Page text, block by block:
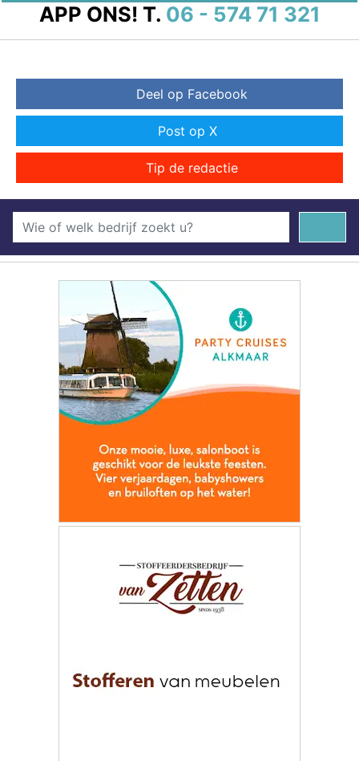
APP ONS! T. 06 - 574 71 321
Deel op Facebook
Post op X
Tip de redactie